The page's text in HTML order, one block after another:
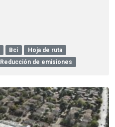
Bci
Hoja de ruta
Reducción de emisiones